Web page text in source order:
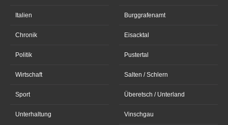
Italien
Chronik
Politik
Wirtschaft
Sport
Unterhaltung
Burggrafenamt
Eisacktal
Pustertal
Salten / Schlern
Überetsch / Unterland
Vinschgau